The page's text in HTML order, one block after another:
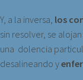
Y, a la inversa, los
sin resolver, se
una dolencia
desalineando y